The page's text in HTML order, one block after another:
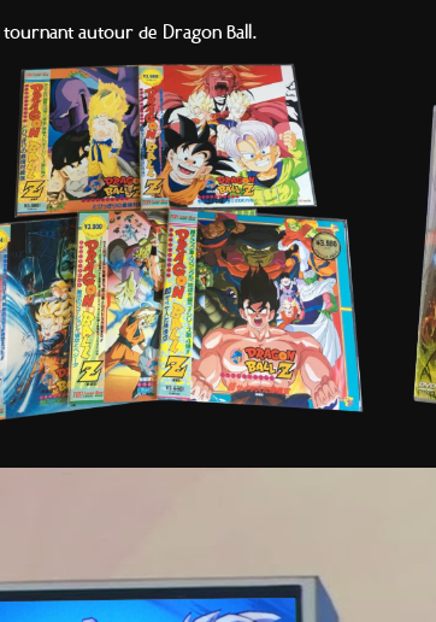
autour de Dragon Ball.